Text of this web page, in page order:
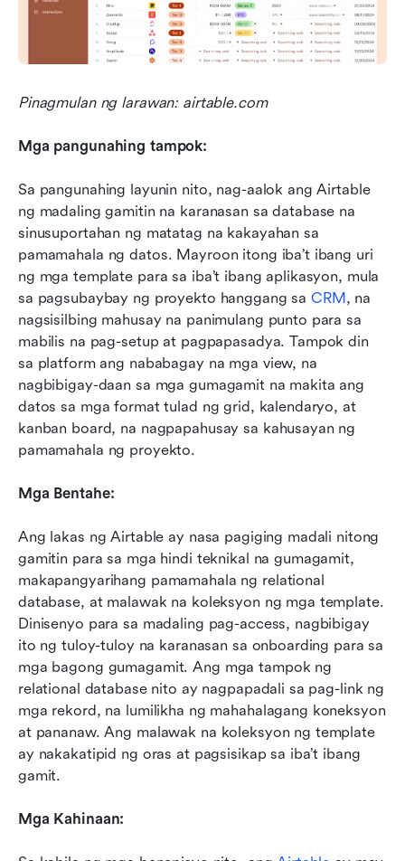
Pinagmulan ng larawan: airtable.com
Mga pangunahing tampok:
Sa pangunahing layunin nito, nag-aalok ang Airtable
ng madaling gamitin na karanasan sa database na
sinusuportahan ng matatag na kakayahan sa
pamamahala ng datos. Mayroon itong iba’t ibang uri
ng mga template para sa iba’t ibang aplikasyon, mula
sa pagsubaybay ng proyekto hanggang sa CRM , na
nagsisilbing mahusay na panimulang punto para sa
mabilis na pag-setup at pagpapasadya. Tampok din
sa platform ang nababagay na mga view, na
nagbibigay-daan sa mga gumagamit na makita ang
datos sa mga format tulad ng grid, kalendaryo, at
kanban board, na nagpapahusay sa kahusayan ng
pamamahala ng proyekto.
Mga Bentahe:
Ang lakas ng Airtable ay nasa pagiging madali nitong
gamitin para sa mga hindi teknikal na gumagamit,
makapangyarihang pamamahala ng relational
database, at malawak na koleksyon ng mga template.
Dinisenyo para sa madaling pag-access, nagbibigay
ito ng tuloy-tuloy na karanasan sa onboarding para sa
mga bagong gumagamit. Ang mga tampok ng
relational database nito ay nagpapadali sa pag-link ng
mga rekord, na lumilikha ng mahahalagang koneksyon
at pananaw. Ang malawak na koleksyon ng template
ay nakakatipid ng oras at pagsisikap sa iba’t ibang
gamit.
Mga Kahinaan: